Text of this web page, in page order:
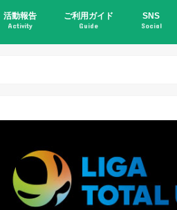
活動報告
Activity
ご利用ガイド
Guide
SNS
Social